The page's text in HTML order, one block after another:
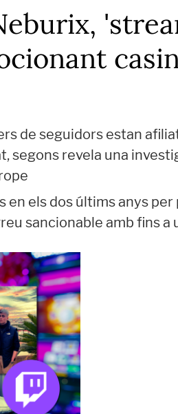
de seguidors estan
segons revela una
els dos últims anys
sancionable amb fins a